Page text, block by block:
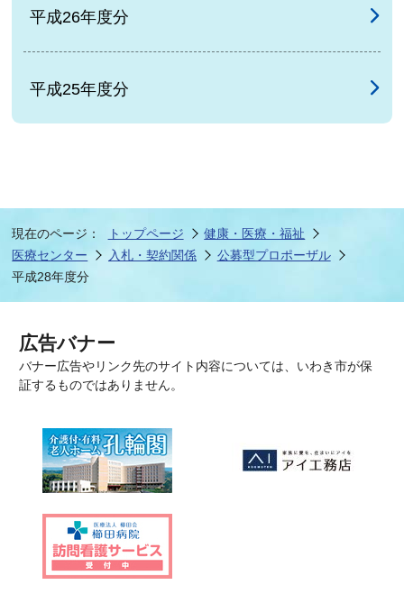
平成26年度分
平成25年度分
現在のページ： トップページ
健康・医療・福祉
医療センター
入札・契約関係
公募型プロポーザル
平成28年度分
広告バナー
バナー広告やリンク先のサイト内容については、いわき市が保
証するものではありません。